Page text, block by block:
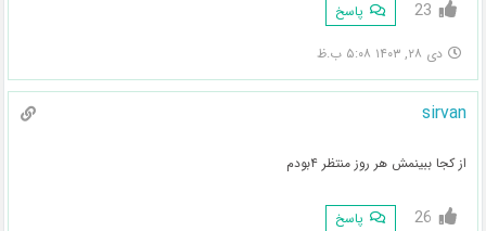
23 پاسخ
دی ۲۸, ۱۴۰۳ ۵:۰۸ ب.ظ
sirvan
از کجا ببینمش هر روز منتظر ۴بودم
26 پاسخ